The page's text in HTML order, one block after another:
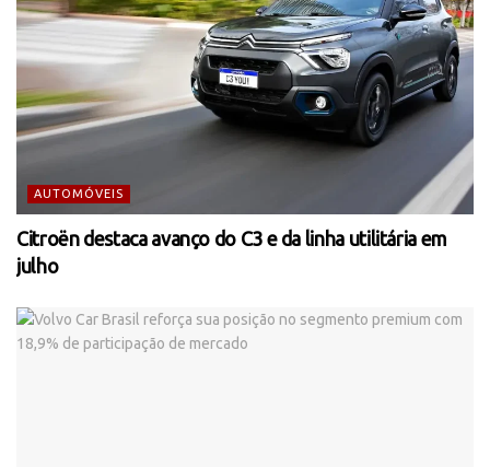
AUTOMÓVEIS
Citroën destaca avanço do C3 e da linha utilitária em
julho